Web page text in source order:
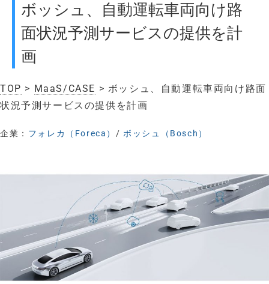
ボッシュ、自動運転車両向け路
面状況予測サービスの提供を計
画
TOP > MaaS/CASE > ボッシュ、自動運転車両向け路面
状況予測サービスの提供を計画
企業： フォレカ（Foreca）/ボッシュ（Bosch）